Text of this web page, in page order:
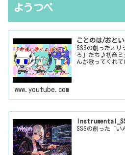
ようつべ
ことのは/おとい
SSSの創ったオ
ろ」たち♪初音ミ
んが歌ってくれ
www.youtube.com
SSSの創った「